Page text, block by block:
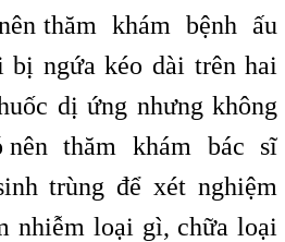
tthăm khám bệnh ấu
bị ngứa kéo dài trên hai
dị ứng nhưng không
nên thăm khám bác sĩ
trùng để xét nghiệm
nhiễm loại gì, chữa loại